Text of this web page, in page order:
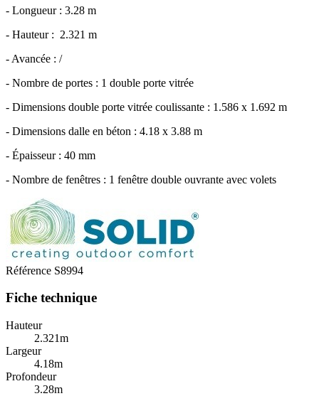
- Longueur : 3.28 m
- Hauteur : 2.321 m
- Avancée : /
- Nombre de portes : 1 double porte vitrée
- Dimensions double porte vitrée coulissante : 1.586 x 1.692 m
- Dimensions dalle en béton : 4.18 x 3.88 m
- Épaisseur : 40 mm
- Nombre de fenêtres : 1 fenêtre double ouvrante avec volets
Référence S8994
Fiche technique
Hauteur
2.321m
Largeur
4.18m
Profondeur
3.28m